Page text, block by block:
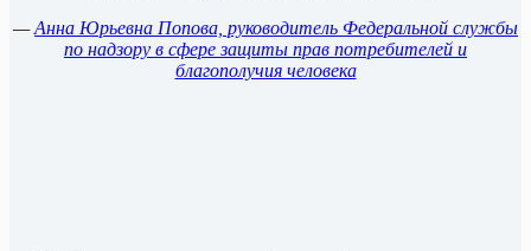
—Анна Юрьевна Попова, руководитель Федеральной службы
по надзору в сфере защиты прав потребителей и
благополучия человека